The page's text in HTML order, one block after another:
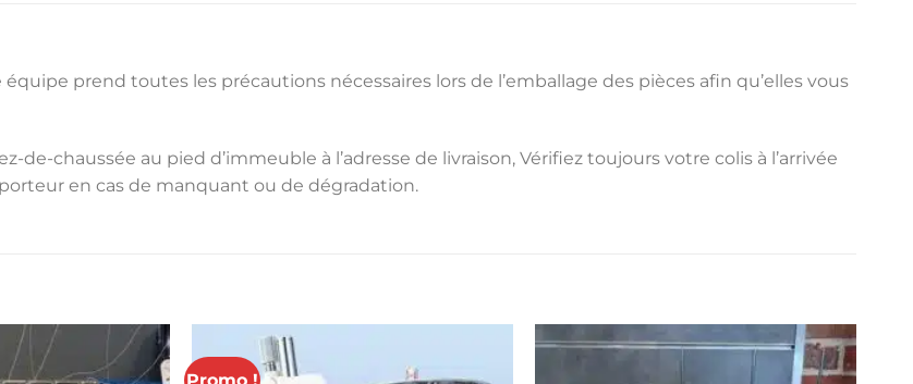
prend toutes les précautions nécessaires lors de l’emballage des pièces afin qu’elles vous
chaussée au pied d’immeuble à l’adresse de livraison, Vérifiez toujours votre colis à l’arrivée
en cas de manquant ou de dégradation.